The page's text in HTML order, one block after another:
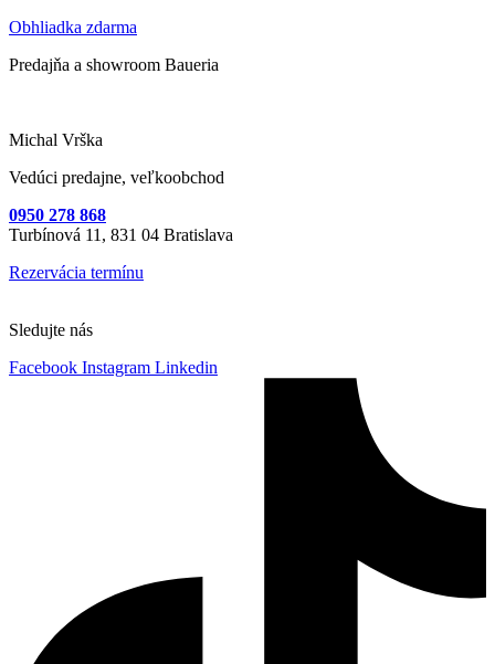
Obhliadka zdarma
Predajňa a showroom Baueria
Michal Vrška
Vedúci predajne, veľkoobchod
0950 278 868
Turbínová 11, 831 04 Bratislava
Rezervácia termínu
Sledujte nás
Facebook Instagram Linkedin